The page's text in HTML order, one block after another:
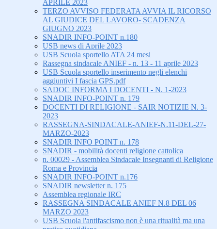
APRILE 2023
TERZO AVVISO FEDERATA AVVIA IL RICORSO
AL GIUDICE DEL LAVORO- SCADENZA
GIUGNO 2023
SNADIR INFO-POINT n.180
USB news di Aprile 2023
USB Scuola sportello ATA 24 mesi
Rassegna sindacale ANIEF - n. 13 - 11 aprile 2023
USB Scuola sportello inserimento negli elenchi
aggiuntivi I fascia GPS.pdf
SADOC INFORMA I DOCENTI - N. 1-2023
SNADIR INFO-POINT n. 179
DOCENTI DI RELIGIONE - SAIR NOTIZIE N. 3-
2023
RASSEGNA-SINDACALE-ANIEF-N.11-DEL-27-
MARZO-2023
SNADIR INFO POINT n. 178
SNADIR - mobilità docenti religione cattolica
n. 00029 - Assemblea Sindacale Insegnanti di Religione
Roma e Provincia
SNADIR INFO-POINT n.176
SNADIR newsletter n. 175
Assemblea regionale IRC
RASSEGNA SINDACALE ANIEF N.8 DEL 06
MARZO 2023
USB Scuola l'antifascismo non è una ritualità ma una